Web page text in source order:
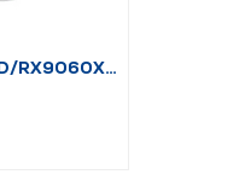
RX9060XT